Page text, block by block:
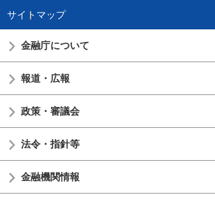
サイトマップ
金融庁について
報道・広報
政策・審議会
法令・指針等
金融機関情報